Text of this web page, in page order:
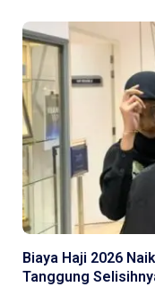
Biaya Haji 2026
Tanggung